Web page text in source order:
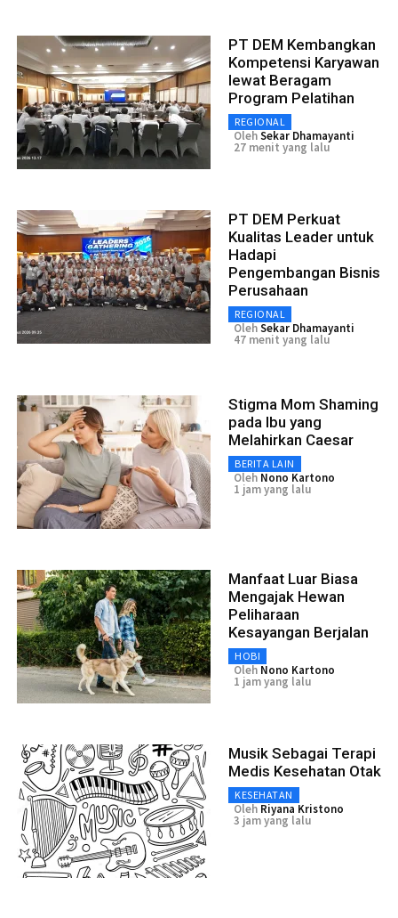
PT DEM Kembangkan
Kompetensi Karyawan
lewat Beragam
Program Pelatihan
REGIONAL
OlehSekar Dhamayanti
27 menit yang lalu
PT DEM Perkuat
Kualitas Leader untuk
Hadapi
Pengembangan Bisnis
Perusahaan
REGIONAL
OlehSekar Dhamayanti
47 menit yang lalu
Stigma Mom Shaming
pada Ibu yang
Melahirkan Caesar
BERITA LAIN
Oleh Nono Kartono
1 jam yang lalu
Manfaat Luar Biasa
Mengajak Hewan
Peliharaan
Kesayangan Berjalan
HOBI
Oleh Nono Kartono
1 jam yang lalu
Musik Sebagai Terapi
Medis Kesehatan Otak
KESEHATAN
Oleh Riyana Kristono
3 jam yang lalu